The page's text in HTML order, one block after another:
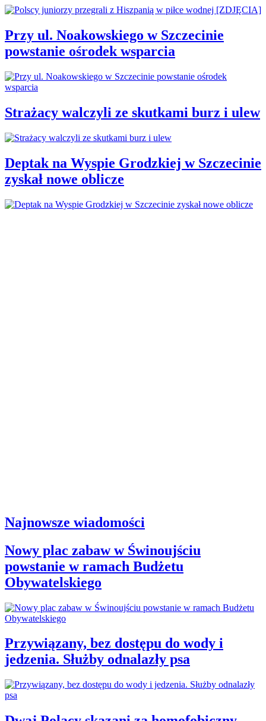
Przy ul. Noakowskiego w Szczecinie
powstanie ośrodek wsparcia
Strażacy walczyli ze skutkami burz i ulew
Deptak na Wyspie Grodzkiej w Szczecinie
zyskał nowe oblicze
Najnowsze wiadomości
Nowy plac zabaw w Świnoujściu
powstanie w ramach Budżetu
Obywatelskiego
Przywiązany, bez dostępu do wody i
jedzenia. Służby odnalazły psa